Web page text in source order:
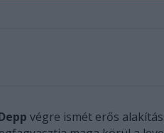
végre ismét erős